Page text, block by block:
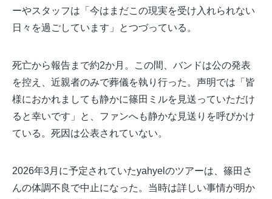
ーやスタッフは「今はまだこの現実を受け入れられない
日々を過ごしています」とつづっている。
死亡から報告まで約2か月。この間、バンドは公の発表
を控え、近親者のみで葬儀を執り行った。声明では「皆
様におかれましても静かに篠田ミルを見送っていただけ
ると幸いです」と、ファンへも静かな見送りを呼びかけ
ている。死因は公表されていない。
2026年3月に予定されていたyahyelのツアーは、篠田さ
んの体調不良で中止になった。当時は詳しい事情が明か